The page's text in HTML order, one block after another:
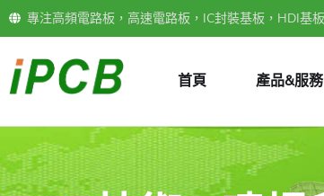
專注高頻電路板，高速電路板，IC封裝基板，HDI基
首頁 產品&服務